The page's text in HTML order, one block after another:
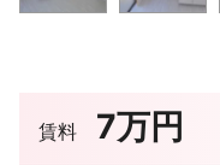
賃料 7万円